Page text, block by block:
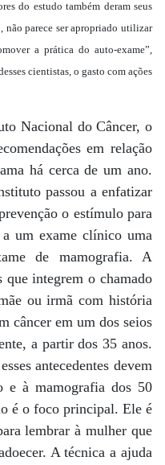
do estudo também deram seus
não parece ser apropriado utilizar
a prática do auto-exame”,
cientistas, o gasto com ações
Nacional do Câncer, o
em relação
há cerca de um ano.
passou a enfatizar
o estímulo para
a um exame clínico uma
de mamografia. A
que integrem o chamado
ou irmã com história
câncer em um dos seios
a partir dos 35 anos.
antecedentes devem
e à mamografia dos 50
é o foco principal. Ele é
lembrar à mulher que
A técnica a ajuda